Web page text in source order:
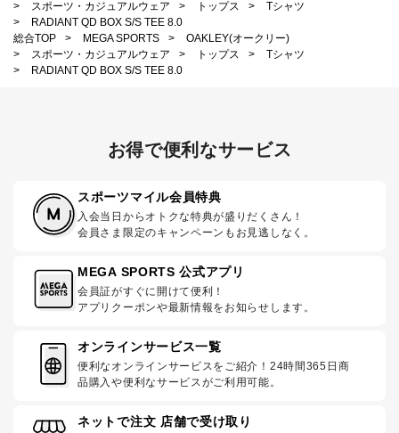
>
スポーツ・カジュアルウェア > トップス >
Tシャツ
>
RADIANT QD BOX S/S TEE 8.0
総合TOP
> MEGA SPORTS >
OAKLEY(オークリー)
>
スポーツ・カジュアルウェア > トップス >
Tシャツ
>
RADIANT QD BOX S/S TEE 8.0
お得で便利なサービス
スポーツマイル会員特典
入会当日からオトクな特典が盛りだくさん！
会員さま限定のキャンペーンもお見逃しなく。
MEGA SPORTS 公式アプリ
会員証がすぐに開けて便利！
アプリクーポンや最新情報をお知らせします。
オンラインサービス一覧
便利なオンラインサービスをご紹介！24時間365日商
品購入や便利なサービスがご利用可能。
ネットで注文 店舗で受け取り